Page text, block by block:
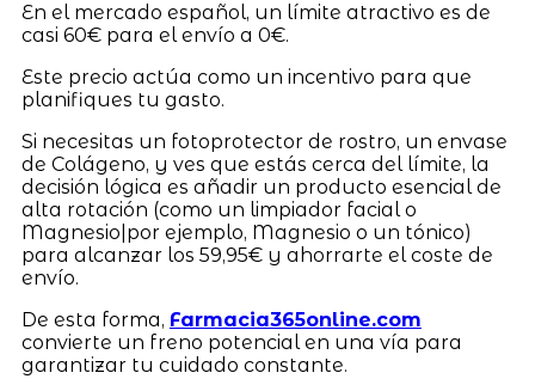
En el mercado español, un límite atractivo es de
casi 60€ para el envío a 0€.
Este precio actúa como un incentivo para que
planifiques tu gasto.
Si necesitas un fotoprotector de rostro, un envase
de Colágeno, y ves que estás cerca del límite, la
decisión lógica es añadir un producto esencial de
alta rotación (como un limpiador facial o
Magnesio|por ejemplo, Magnesio o un tónico)
para alcanzar los 59,95€ y ahorrarte el coste de
envío.
De esta forma, Farmacia365online.com
convierte un freno potencial en una vía para
garantizar tu cuidado constante.